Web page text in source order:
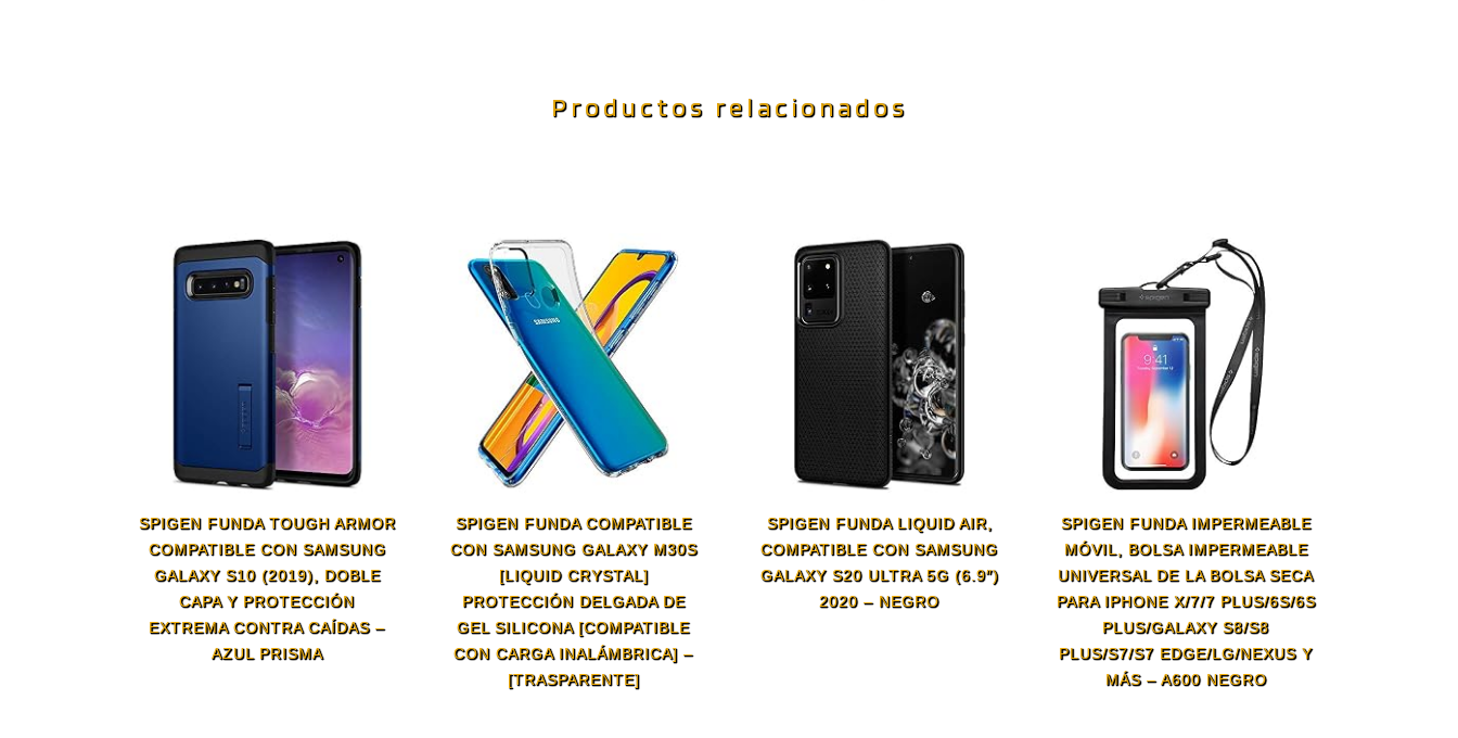
Productos relacionados
SPIGEN FUNDA TOUGH ARMOR
COMPATIBLE CON SAMSUNG
GALAXY S10 (2019), DOBLE
CAPA Y PROTECCIÓN
EXTREMA CONTRA CAÍDAS –
AZUL PRISMA
SPIGEN FUNDA COMPATIBLE
CON SAMSUNG GALAXY M30S
[LIQUID CRYSTAL]
PROTECCIÓN DELGADA DE
GEL SILICONA [COMPATIBLE
CON CARGA INALÁMBRICA] –
[TRASPARENTE]
SPIGEN FUNDA LIQUID AIR,
COMPATIBLE CON SAMSUNG
GALAXY S20 ULTRA 5G (6.9″)
2020 – NEGRO
SPIGEN FUNDA IMPERMEABLE
MÓVIL, BOLSA IMPERMEABLE
UNIVERSAL DE LA BOLSA SECA
PARA IPHONE X/7/7 PLUS/6S/6S
PLUS/GALAXY S8/S8
PLUS/S7/S7 EDGE/LG/NEXUS Y
MÁS – A600 NEGRO